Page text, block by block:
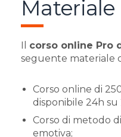
Materiale
corso online Pro
seguente materiale
Corso online di
disponibile 24h su
Corso di metodo
emotiva;